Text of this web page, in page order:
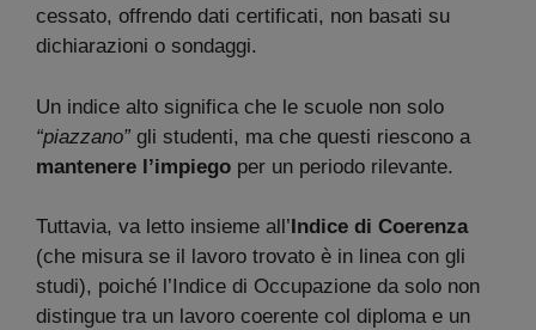
cessato, offrendo dati certificati, non basati su
dichiarazioni o sondaggi.
Un indice alto significa che le scuole non solo
“piazzano” gli studenti, ma che questi riescono a
mantenere l’impiego per un periodo rilevante.
Tuttavia, va letto insieme all’ Indice di Coerenza
(che misura se il lavoro trovato è in linea con gli
studi), poiché l’Indice di Occupazione da solo non
distingue tra un lavoro coerente col diploma e un